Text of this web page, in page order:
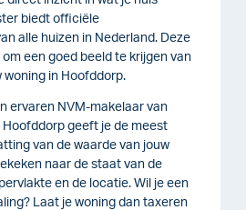
biedt officiële
alle huizen in Nederland. Deze
een goed beeld te krijgen van
woning in Hoofddorp.
ervaren NVM-makelaar van
Hoofddorp geeft je de meest
van de waarde van jouw
naar de staat van de
en de locatie. Wil je een
Laat je woning dan taxeren